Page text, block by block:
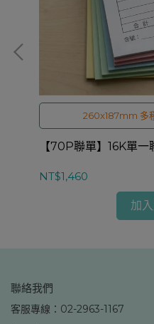
260x187mm 多
【70P聯單】16K單一
NT$1,460
加
聯絡我們
客服專線：02-2963-1167